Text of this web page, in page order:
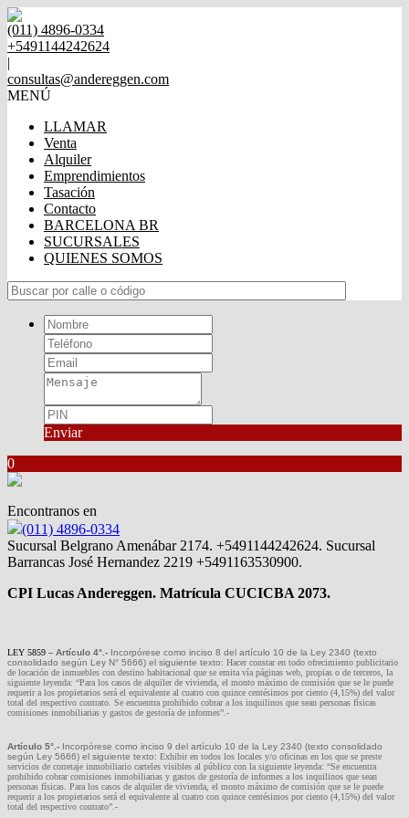
(011) 4896-0334
+5491144242624
|
consultas@andereggen.com
MENÚ
LLAMAR
Venta
Alquiler
Emprendimientos
Tasación
Contacto
BARCELONA BR
SUCURSALES
QUIENES SOMOS
Enviar
0
Encontranos en
(011) 4896-0334
Sucursal Belgrano Amenábar 2174. +5491144242624. Sucursal
Barrancas José Hernandez 2219 +5491163530900.
CPI Lucas Andereggen. Matrícula CUCICBA 2073.
LEY 5859 – Artículo 4°.- Incorpórese como inciso 8 del artículo 10 de la Ley 2340 (texto
consolidado según Ley N° 5666) el siguiente texto: Hacer constar en todo ofrecimiento publicitario
de locación de inmuebles con destino habitacional que se emita vía páginas web, propias o de terceros, la
siguiente leyenda: “Para los casos de alquiler de vivienda, el monto máximo de comisión que se le puede
requerir a los propietarios será el equivalente al cuatro con quince centésimos por ciento (4,15%) del valor
total del respectivo contrato. Se encuentra prohibido cobrar a los inquilinos que sean personas físicas
comisiones inmobiliarias y gastos de gestoría de informes”.-
Artículo 5°.- Incorpórese como inciso 9 del artículo 10 de la Ley 2340 (texto consolidado
según Ley 5666) el siguiente texto: Exhibir en todos los locales y/o oficinas en los que se preste
servicios de corretaje inmobiliario carteles visibles al público con la siguiente leyenda: “Se encuentra
prohibido cobrar comisiones inmobiliarias y gastos de gestoría de informes a los inquilinos que sean
personas físicas. Para los casos de alquiler de vivienda, el monto máximo de comisión que se le puede
requerir a los propietarios será el equivalente al cuatro con quince centésimos por ciento (4,15%) del valor
total del respectivo contrato”.-